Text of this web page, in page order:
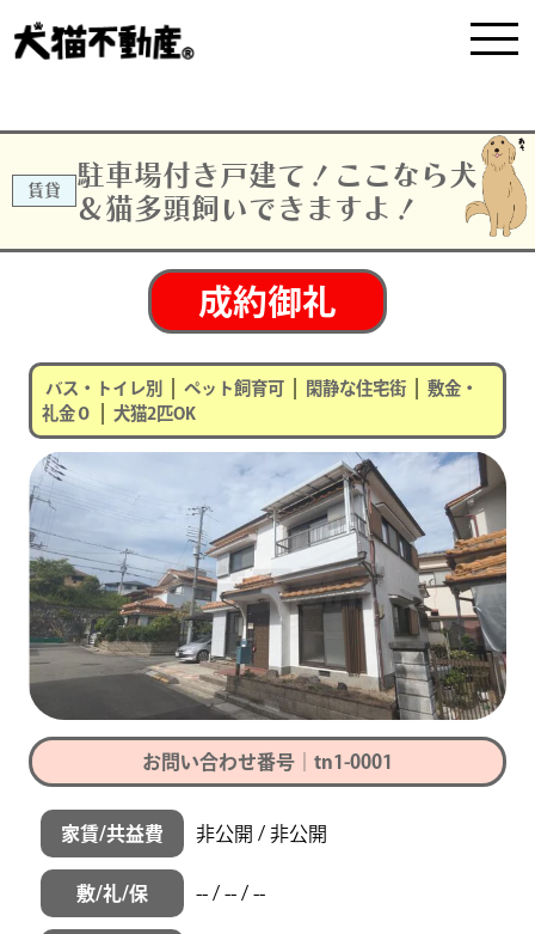
賃貸
駐車場付き戸建て！ここなら犬
＆猫多頭飼いできますよ！
成約御礼
バス・トイレ別 ペット飼育可 閑静な住宅街
敷金・
礼金０
犬猫2匹OK
お問い合わせ番号｜tn1-0001
家賃/共益費 非公開 / 非公開
敷/礼/保 -- / -- / --